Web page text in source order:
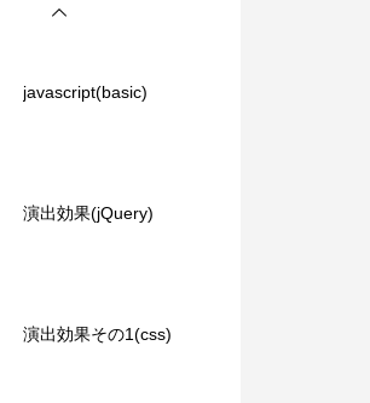
javascript(basic)
演出効果(jQuery)
演出効果その1(css)